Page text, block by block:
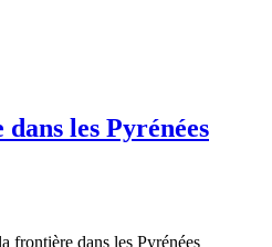
les Pyrénées
frontière dans les Pyrénées